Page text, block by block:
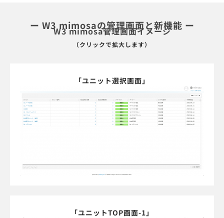
ー W3 mimosaの管理画面と新機能 ー
W3 mimosa管理画面イメージ
（クリックで拡大します）
「ユニット選択画面」
「ユニットTOP画面-1」